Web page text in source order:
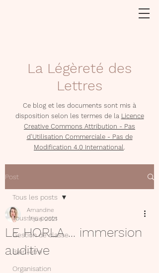
La Légèreté des
Lettres
Ce blog et les documents sont mis à
disposition selon les termes de la Licence
Creative Commons Attribution - Pas
d'Utilisation Commerciale - Pas de
Modification 4.0 International.
Post
Tous les posts
Gestion de classe
Bien-être
Organisation
Tous les posts
LE HORLA ... immersion
auditive
Amandine
17 juin 2021